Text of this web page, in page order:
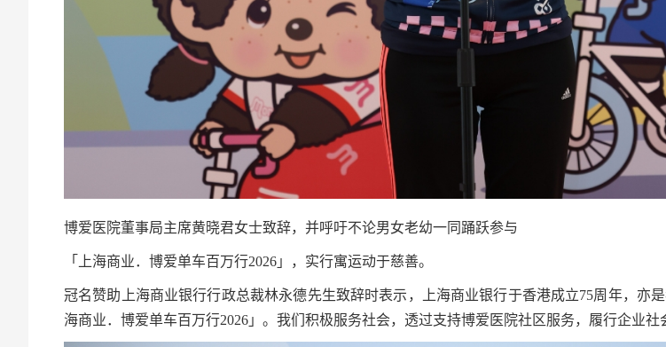
博爱医院董事局主席黄晓君女士致辞，并呼吁不论男女老幼一同踊跃参与
「上海商业．博爱单车百万行2026」，实行寓运动于慈善。
冠名赞助上海商业银行行政总裁林永德先生致辞时表示，上海商业银行于香港成立75周年，亦
海商业．博爱单车百万行2026」。我们积极服务社会，透过支持博爱医院社区服务，履行企业社